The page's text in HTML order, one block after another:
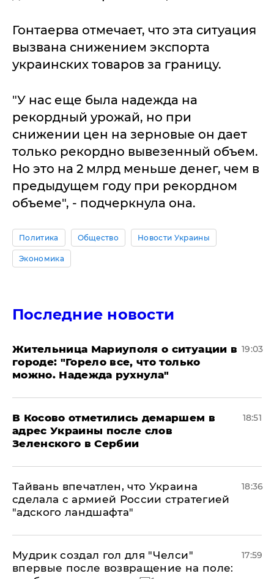
Гонтаерва отмечает, что эта ситуация
вызвана снижением экспорта
украинских товаров за границу.
"У нас еще была надежда на
рекордный урожай, но при
снижении цен на зерновые он дает
только рекордно вывезенный объем.
Но это на 2 млрд меньше денег, чем в
предыдущем году при рекордном
объеме", - подчеркнула она.
Политика Общество Новости Украины
Экономика
Последние новости
Жительница Мариуполя о ситуации в
городе: "Горело все, что только
можно. Надежда рухнула"
19:03
В Косово отметились демаршем в
адрес Украины после слов
Зеленского в Сербии
18:51
Тайвань впечатлен, что Украина
сделала с армией России стратегией
"адского ландшафта"
18:36
Мудрик создал гол для "Челси"
впервые после возвращение на поле:
17:59